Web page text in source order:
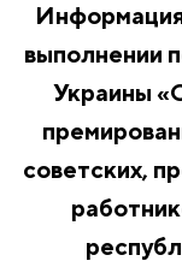
выполнении
Украины
советских,